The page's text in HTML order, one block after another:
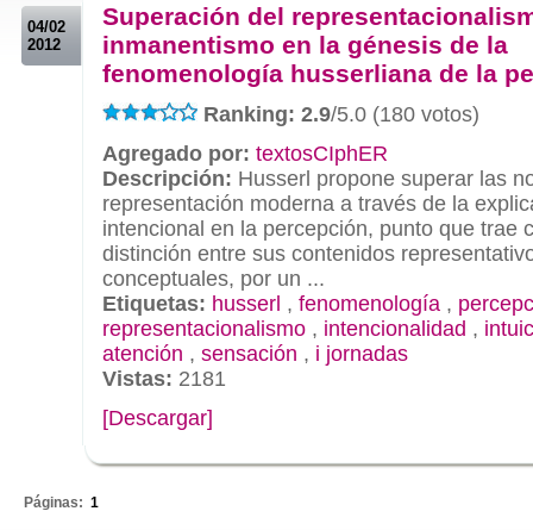
04/02
2012
Superación del
inmanentismo en la génesis de la
fenomenología husserliana de la
Ranking: 2.9/5.0 (180 votos)
Agregado por: textosCIphER
Descripción: Husserl propone superar las
representación moderna a través de la
intencional en la percepción, punto que trae
distinción entre sus contenidos
conceptuales, por un ...
Etiquetas: husserl , fenomenología ,
representacionalismo , intencionalidad ,
atención , sensación , i jornadas
Vistas: 2181
[Descargar]
Páginas: 1